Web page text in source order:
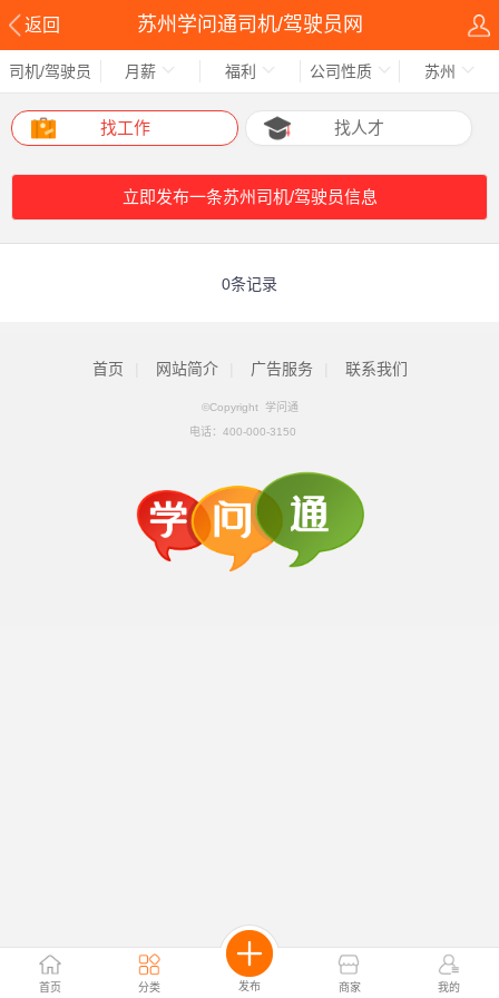
返回 苏州学问通司机/驾驶员网
首页 分类 发布 商家 我的
司机/驾驶员 月薪 福利 公司性质 苏州
找工作 找人才
立即发布一条苏州司机/驾驶员信息
0条记录
首页 网站简介 广告服务 联系我们
©Copyright 学问通
电话： 400-000-3150